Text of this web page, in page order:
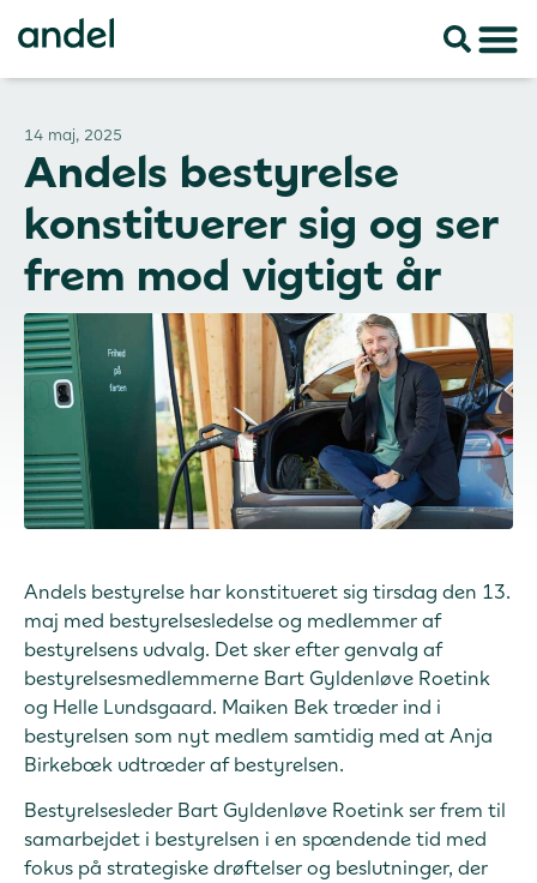
14 maj, 2025
Andels bestyrelse
konstituerer sig og ser
frem mod vigtigt år
Andels bestyrelse har konstitueret sig tirsdag den 13.
maj med bestyrelsesledelse og medlemmer af
bestyrelsens udvalg. Det sker efter genvalg af
bestyrelsesmedlemmerne Bart Gyldenløve Roetink
og Helle Lundsgaard. Maiken Bek træder ind i
bestyrelsen som nyt medlem samtidig med at Anja
Birkebæk udtræder af bestyrelsen.
Bestyrelsesleder Bart Gyldenløve Roetink ser frem til
samarbejdet i bestyrelsen i en spændende tid med
fokus på strategiske drøftelser og beslutninger, der